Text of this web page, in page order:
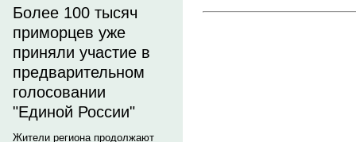
Более 100 тысяч
приморцев уже
приняли участие в
предварительном
голосовании
"Единой России"
Жители региона продолжают